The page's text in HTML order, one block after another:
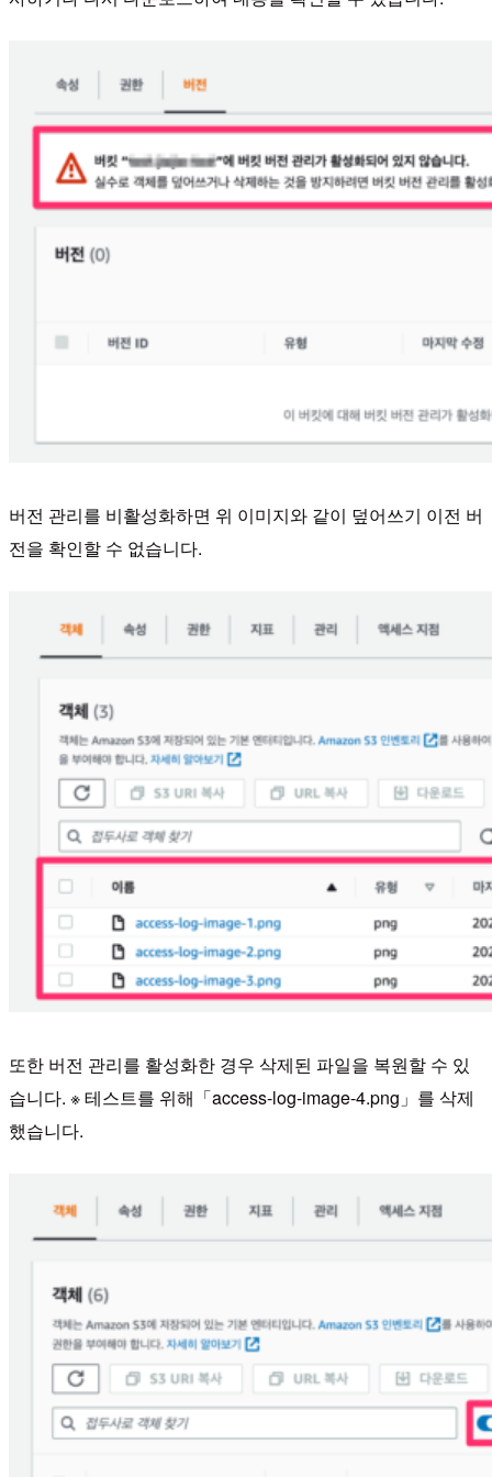
버전 관리를 비활성화하면 위 이미지와 같이 덮어쓰기 이전 버
전을 확인할 수 없습니다.
또한 버전 관리를 활성화한 경우 삭제된 파일을 복원할 수 있
습니다. ※ 테스트를 위해「access-log-image-4.png」를 삭제
했습니다.